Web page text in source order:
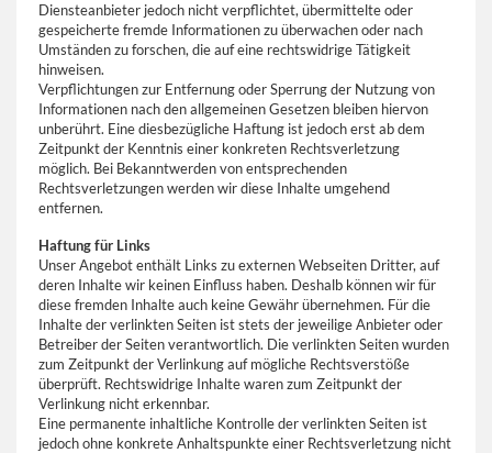
Diensteanbieter jedoch nicht verpflichtet, übermittelte oder
gespeicherte fremde Informationen zu überwachen oder nach
Umständen zu forschen, die auf eine rechtswidrige Tätigkeit
hinweisen.
Verpflichtungen zur Entfernung oder Sperrung der Nutzung von
Informationen nach den allgemeinen Gesetzen bleiben hiervon
unberührt. Eine diesbezügliche Haftung ist jedoch erst ab dem
Zeitpunkt der Kenntnis einer konkreten Rechtsverletzung
möglich. Bei Bekanntwerden von entsprechenden
Rechtsverletzungen werden wir diese Inhalte umgehend
entfernen.
Haftung für Links
Unser Angebot enthält Links zu externen Webseiten Dritter, auf
deren Inhalte wir keinen Einfluss haben. Deshalb können wir für
diese fremden Inhalte auch keine Gewähr übernehmen. Für die
Inhalte der verlinkten Seiten ist stets der jeweilige Anbieter oder
Betreiber der Seiten verantwortlich. Die verlinkten Seiten wurden
zum Zeitpunkt der Verlinkung auf mögliche Rechtsverstöße
überprüft. Rechtswidrige Inhalte waren zum Zeitpunkt der
Verlinkung nicht erkennbar.
Eine permanente inhaltliche Kontrolle der verlinkten Seiten ist
jedoch ohne konkrete Anhaltspunkte einer Rechtsverletzung nicht